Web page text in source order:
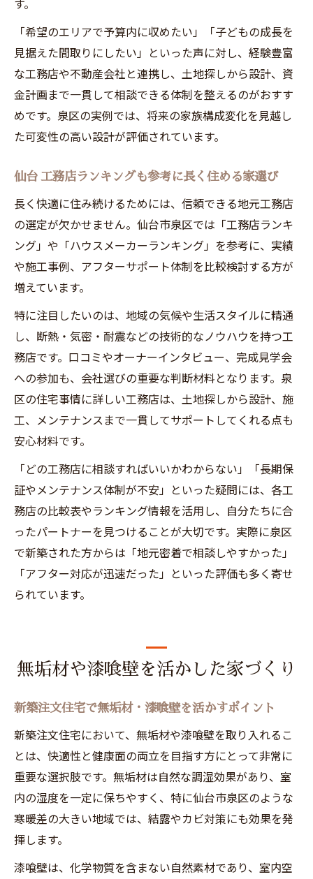
す。
「希望のエリアで予算内に収めたい」「子どもの成長を
見据えた間取りにしたい」といった声に対し、経験豊富
な工務店や不動産会社と連携し、土地探しから設計、資
金計画まで一貫して相談できる体制を整えるのがおすす
めです。泉区の実例では、将来の家族構成変化を見越し
た可変性の高い設計が評価されています。
仙台 工務店ランキングも参考に長く住める家選び
長く快適に住み続けるためには、信頼できる地元工務店
の選定が欠かせません。仙台市泉区では「工務店ランキ
ング」や「ハウスメーカーランキング」を参考に、実績
や施工事例、アフターサポート体制を比較検討する方が
増えています。
特に注目したいのは、地域の気候や生活スタイルに精通
し、断熱・気密・耐震などの技術的なノウハウを持つ工
務店です。口コミやオーナーインタビュー、完成見学会
への参加も、会社選びの重要な判断材料となります。泉
区の住宅事情に詳しい工務店は、土地探しから設計、施
工、メンテナンスまで一貫してサポートしてくれる点も
安心材料です。
「どの工務店に相談すればいいかわからない」「長期保
証やメンテナンス体制が不安」といった疑問には、各工
務店の比較表やランキング情報を活用し、自分たちに合
ったパートナーを見つけることが大切です。実際に泉区
で新築された方からは「地元密着で相談しやすかった」
「アフター対応が迅速だった」といった評価も多く寄せ
られています。
無垢材や漆喰壁を活かした家づくり
新築注文住宅で無垢材・漆喰壁を活かすポイント
新築注文住宅において、無垢材や漆喰壁を取り入れるこ
とは、快適性と健康面の両立を目指す方にとって非常に
重要な選択肢です。無垢材は自然な調湿効果があり、室
内の湿度を一定に保ちやすく、特に仙台市泉区のような
寒暖差の大きい地域では、結露やカビ対策にも効果を発
揮します。
漆喰壁は、化学物質を含まない自然素材であり、室内空